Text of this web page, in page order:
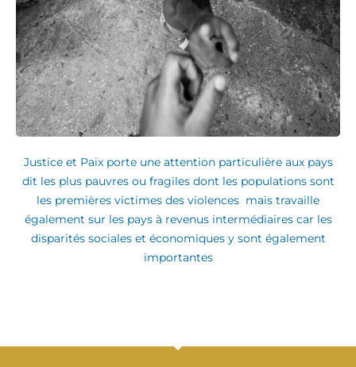
Justice et Paix porte une attention particulière aux pays
dit les plus pauvres ou fragiles dont les populations sont
les premières victimes des violences mais travaille
également sur les pays à revenus intermédiaires car les
disparités sociales et économiques y sont également
importantes